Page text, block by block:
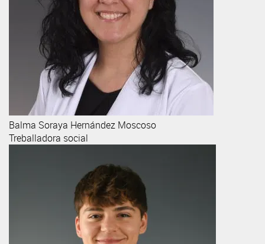
Balma Soraya Hernández Moscoso
Treballadora social